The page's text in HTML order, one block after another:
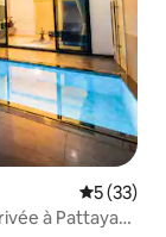
5 (33)
à Pattaya